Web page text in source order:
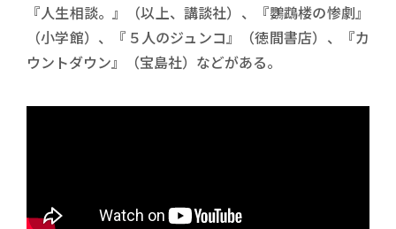
『人生相談。』（以上、講談社）、『鸚鵡楼の惨劇』
（小学館）、『５人のジュンコ』（徳間書店）、『カ
ウントダウン』（宝島社）などがある。